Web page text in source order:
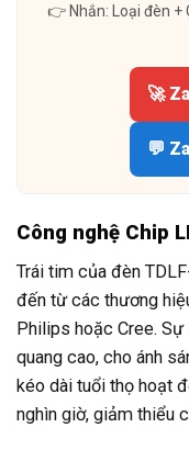
👉 Nhắn: Loại đèn +
🚀
💬
Công nghệ Chip
Trái tim của đèn
đến từ các thương
Philips hoặc Cree.
quang cao, cho ánh
kéo dài tuổi thọ hoạt
nghìn giờ, giảm thiểu